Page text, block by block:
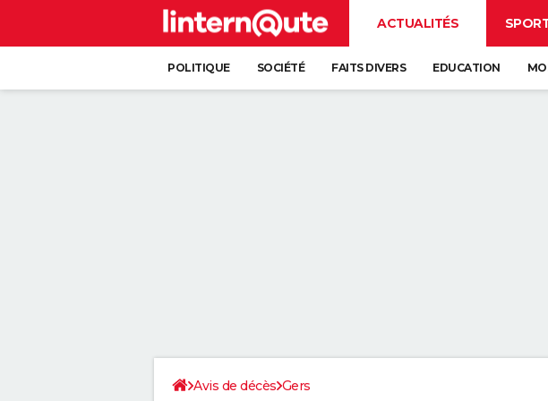
ACTUALITÉS
POLITIQUE SOCIÉTÉ FAITS DIVERS EDUCATION
Avis de décès Gers